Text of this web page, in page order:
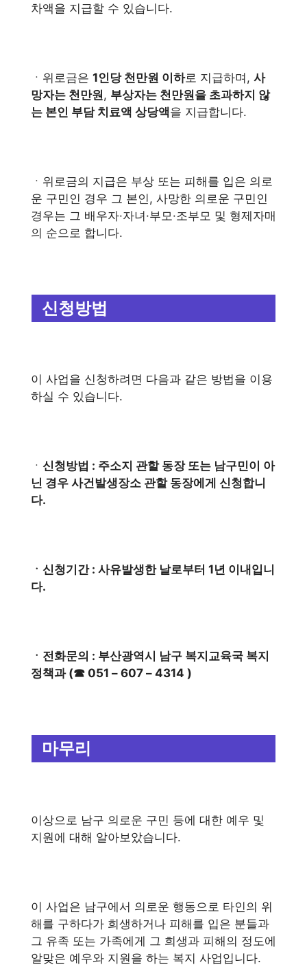
차액을 지급할 수 있습니다.
ㆍ위로금은 1인당 천만원 이하로 지급하며, 사
망자는 천만원, 부상자는 천만원을 초과하지 않
는 본인 부담 치료액 상당액을 지급합니다.
ㆍ위로금의 지급은 부상 또는 피해를 입은 의로
운 구민인 경우 그 본인, 사망한 의로운 구민인
경우는 그 배우자·자녀·부모·조부모 및 형제자매
의 순으로 합니다.
신청방법
이 사업을 신청하려면 다음과 같은 방법을 이용
하실 수 있습니다.
ㆍ 신청방법 : 주소지 관할 동장 또는 남구민이 아
닌 경우 사건발생장소 관할 동장에게 신청합니
다.
ㆍ신청기간 : 사유발생한 날로부터 1년 이내입니
다.
ㆍ전화문의 : 부산광역시 남구 복지교육국 복지
정책과 (☎ 051 – 607 – 4314 )
마무리
이상으로 남구 의로운 구민 등에 대한 예우 및
지원에 대해 알아보았습니다.
이 사업은 남구에서 의로운 행동으로 타인의 위
해를 구하다가 희생하거나 피해를 입은 분들과
그 유족 또는 가족에게 그 희생과 피해의 정도에
알맞은 예우와 지원을 하는 복지 사업입니다.